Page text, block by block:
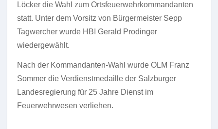
Löcker die Wahl zum Ortsfeuerwehrkommandanten
statt. Unter dem Vorsitz von Bürgermeister Sepp
Tagwercher wurde HBI Gerald Prodinger
wiedergewählt.
Nach der Kommandanten-Wahl wurde OLM Franz
Sommer die Verdienstmedaille der Salzburger
Landesregierung für 25 Jahre Dienst im
Feuerwehrwesen verliehen.